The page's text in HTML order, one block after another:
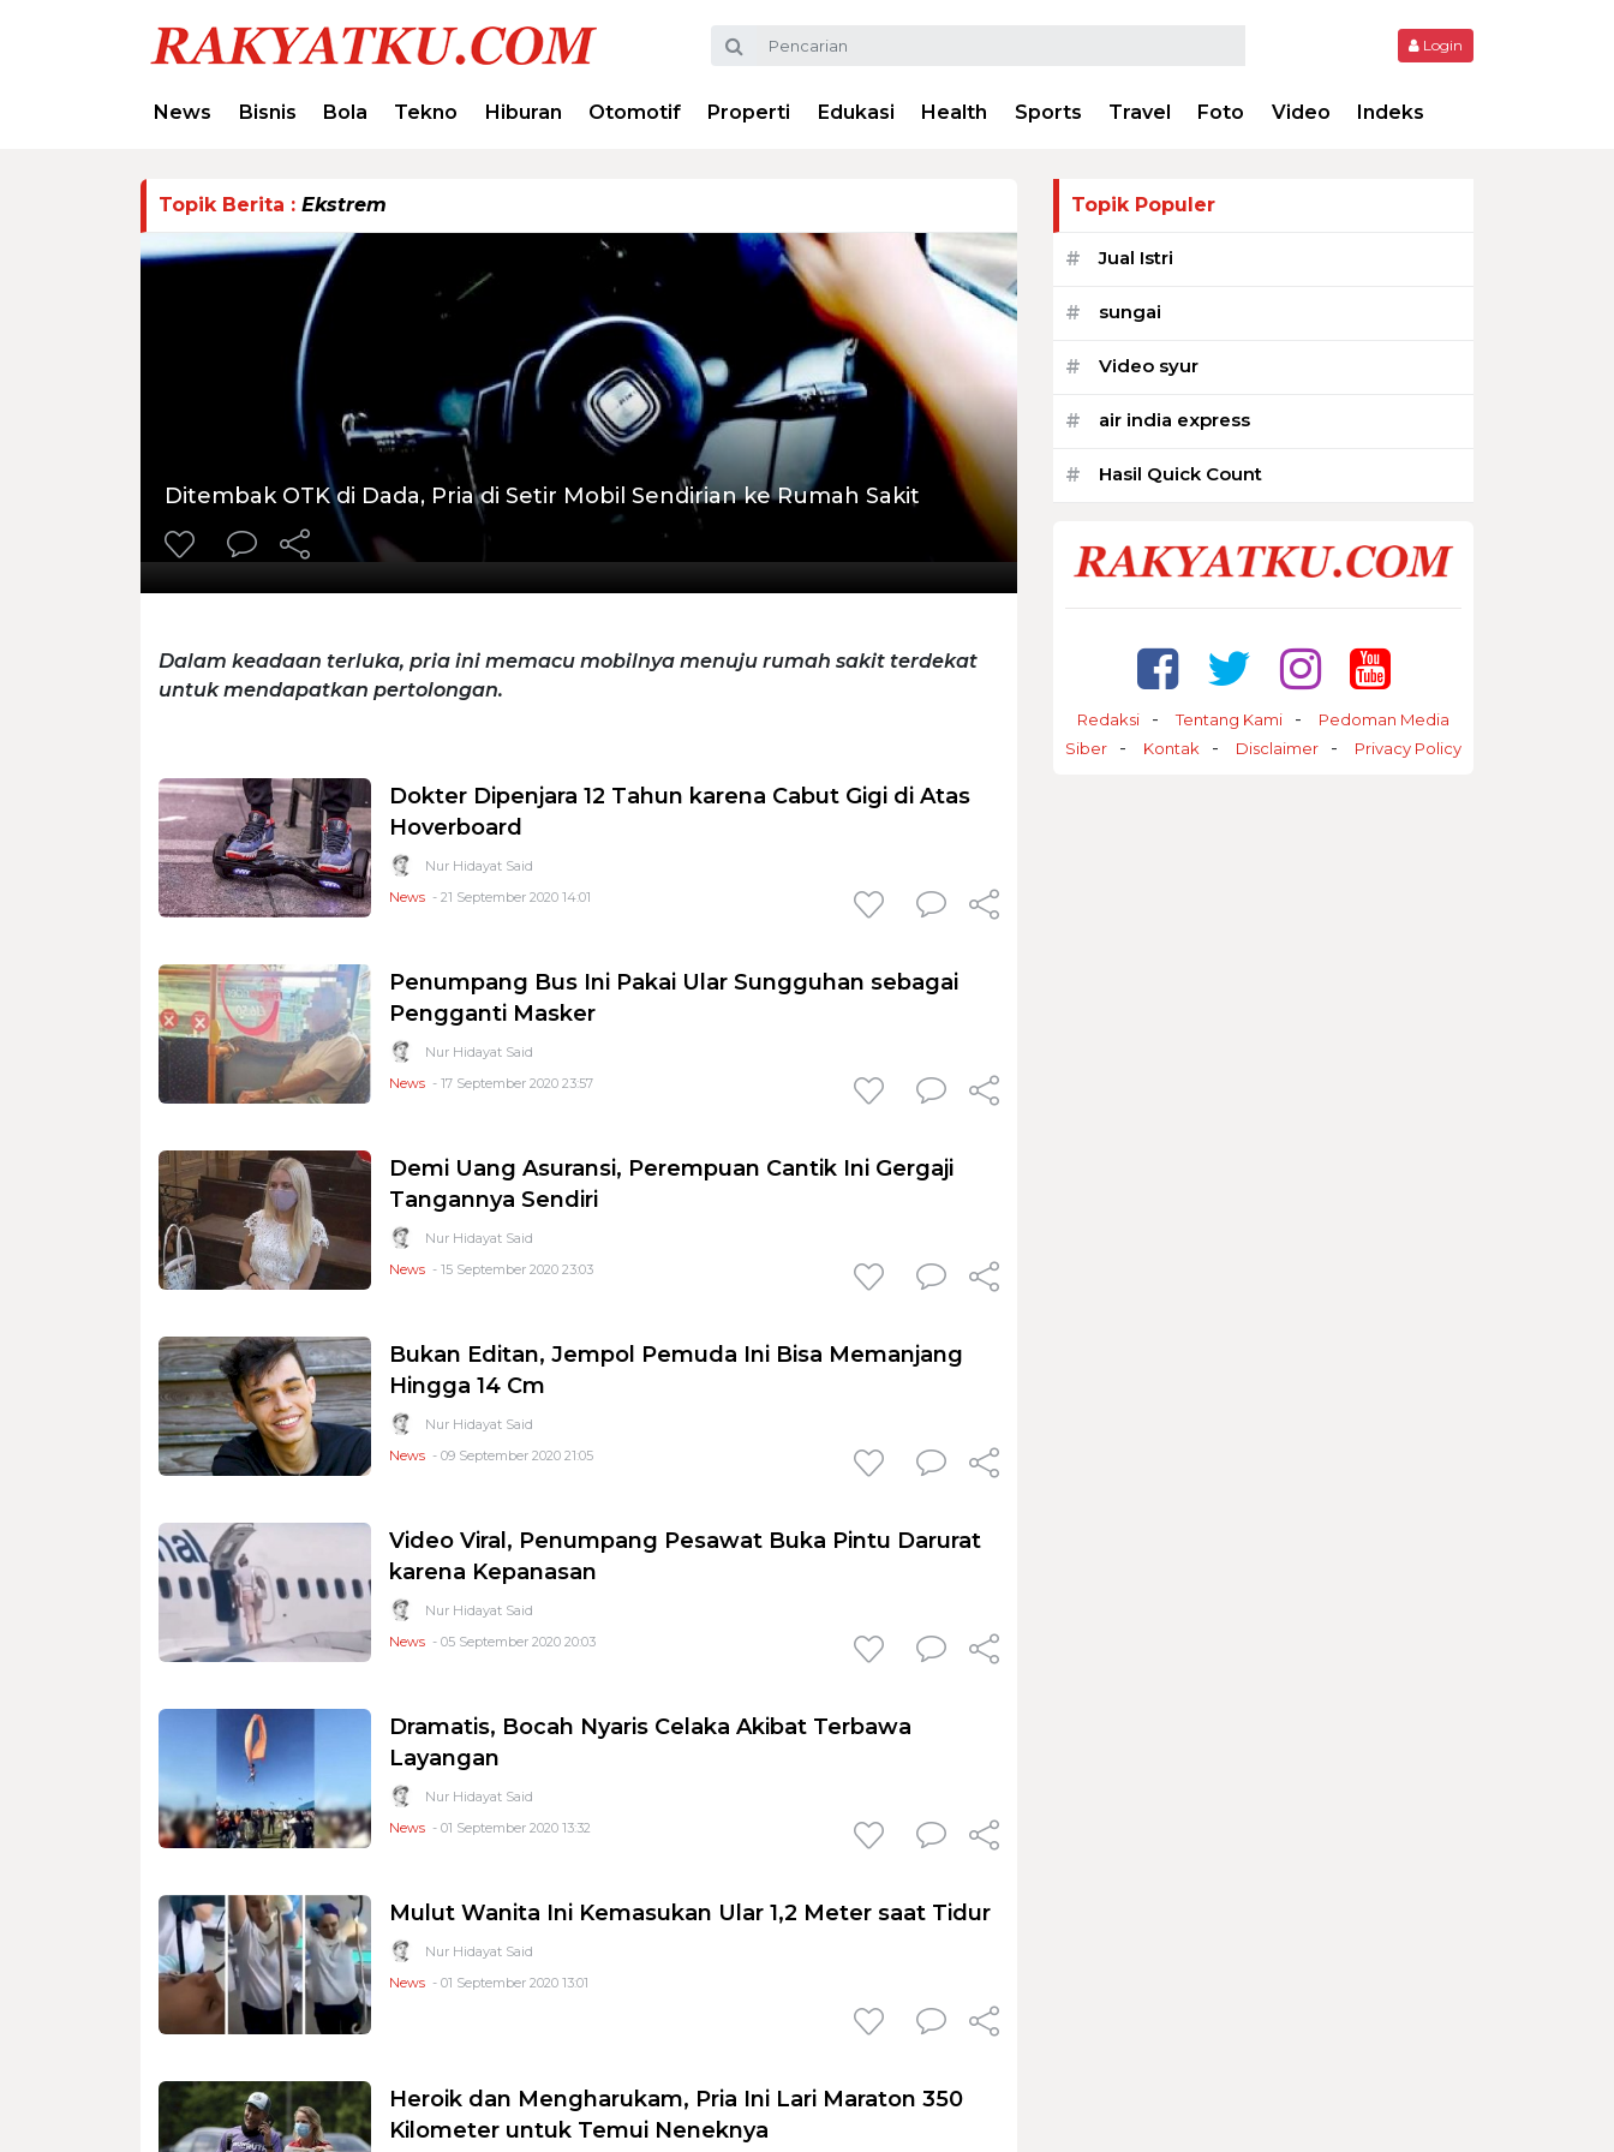
Login
News Bisnis Bola Tekno Hiburan Otomotif Properti Edukasi Health Sports Travel Foto Video Indeks
Topik Berita : Ekstrem
Ditembak OTK di Dada, Pria di Setir Mobil Sendirian ke Rumah Sakit
Dalam keadaan terluka, pria ini memacu mobilnya menuju rumah sakit terdekat
untuk mendapatkan pertolongan.
Dokter Dipenjara 12 Tahun karena Cabut Gigi di Atas
Hoverboard
Nur Hidayat Said
News - 21 September 2020 14:01
Penumpang Bus Ini Pakai Ular Sungguhan sebagai
Pengganti Masker
Nur Hidayat Said
News - 17 September 2020 23:57
Demi Uang Asuransi, Perempuan Cantik Ini Gergaji
Tangannya Sendiri
Nur Hidayat Said
News - 15 September 2020 23:03
Bukan Editan, Jempol Pemuda Ini Bisa Memanjang
Hingga 14 Cm
Nur Hidayat Said
News - 09 September 2020 21:05
Video Viral, Penumpang Pesawat Buka Pintu Darurat
karena Kepanasan
Nur Hidayat Said
News - 05 September 2020 20:03
Dramatis, Bocah Nyaris Celaka Akibat Terbawa
Layangan
Nur Hidayat Said
News - 01 September 2020 13:32
Mulut Wanita Ini Kemasukan Ular 1,2 Meter saat Tidur
Nur Hidayat Said
News - 01 September 2020 13:01
Heroik dan Mengharukam, Pria Ini Lari Maraton 350
Kilometer untuk Temui Neneknya
Topik Populer
# Jual Istri
# sungai
# Video syur
# air india express
# Hasil Quick Count
Redaksi Tentang Kami
Pedoman Media
Siber
Kontak Disclaimer Privacy Policy